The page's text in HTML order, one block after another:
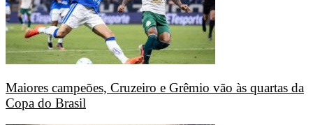
Maiores campeões, Cruzeiro e Grêmio vão às quartas da
Copa do Brasil